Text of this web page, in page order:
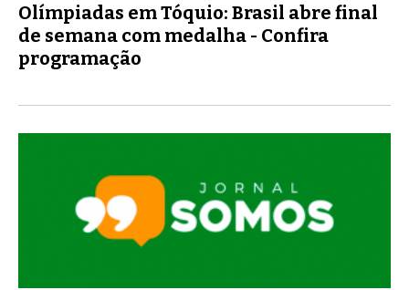
Olímpiadas em Tóquio: Brasil abre final
de semana com medalha - Confira
programação